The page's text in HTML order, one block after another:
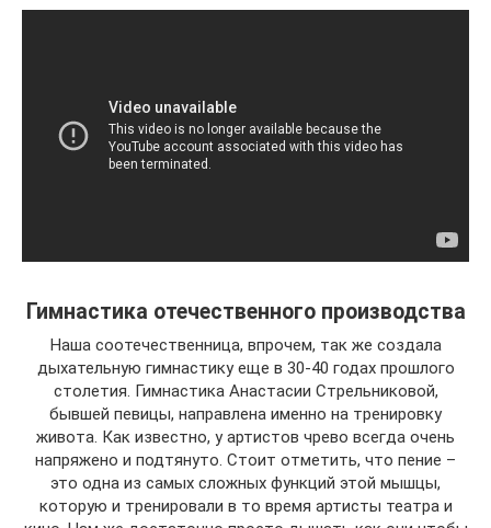
Гимнастика отечественного производства
Наша соотечественница, впрочем, так же создала
дыхательную гимнастику еще в 30-40 годах прошлого
столетия. Гимнастика Анастасии Стрельниковой,
бывшей певицы, направлена именно на тренировку
живота. Как известно, у артистов чрево всегда очень
напряжено и подтянуто. Стоит отметить, что пение –
это одна из самых сложных функций этой мышцы,
которую и тренировали в то время артисты театра и